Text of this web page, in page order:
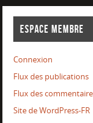
ESPACE MEMBRE
Connexion
Flux des publications
Flux des
Site de WordPress-FR